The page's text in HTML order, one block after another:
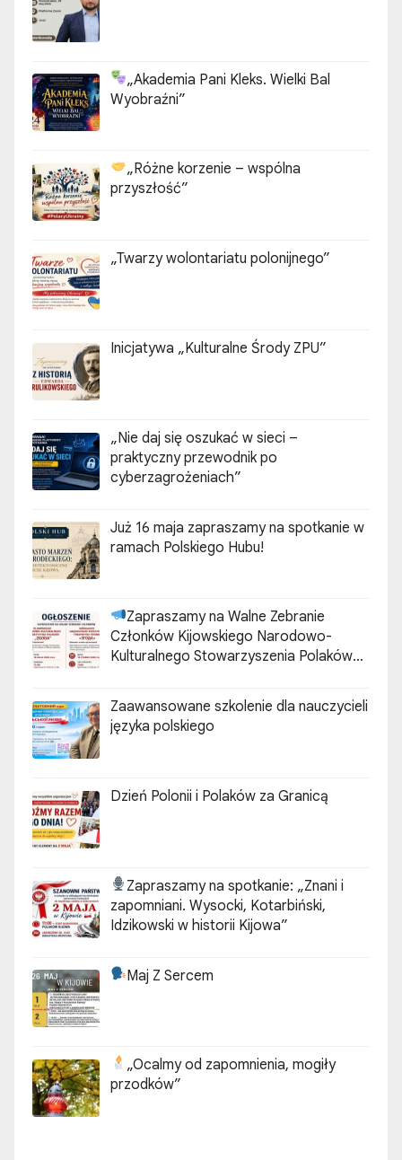
„Akademia Pani Kleks. Wielki Bal
Wyobraźni”
„Różne korzenie – wspólna
przyszłość”
„Twarzy wolontariatu polonijnego”
Inicjatywa „Kulturalne Środy ZPU”
„Nie daj się oszukać w sieci –
praktyczny przewodnik po
cyberzagrożeniach”
Już 16 maja zapraszamy na spotkanie w
ramach Polskiego Hubu!
Zapraszamy na Walne Zebranie
Członków Kijowskiego Narodowo-
Kulturalnego Stowarzyszenia Polaków
Zaawansowane szkolenie dla nauczycieli
języka polskiego
Dzień Polonii i Polaków za Granicą
Zapraszamy na spotkanie: „Znani i
zapomniani. Wysocki, Kotarbiński,
Idzikowski w historii Kijowa”
Maj Z Sercem
„Ocalmy od zapomnienia, mogiły
przodków”